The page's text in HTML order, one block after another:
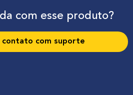
com esse produto?
contato com suporte